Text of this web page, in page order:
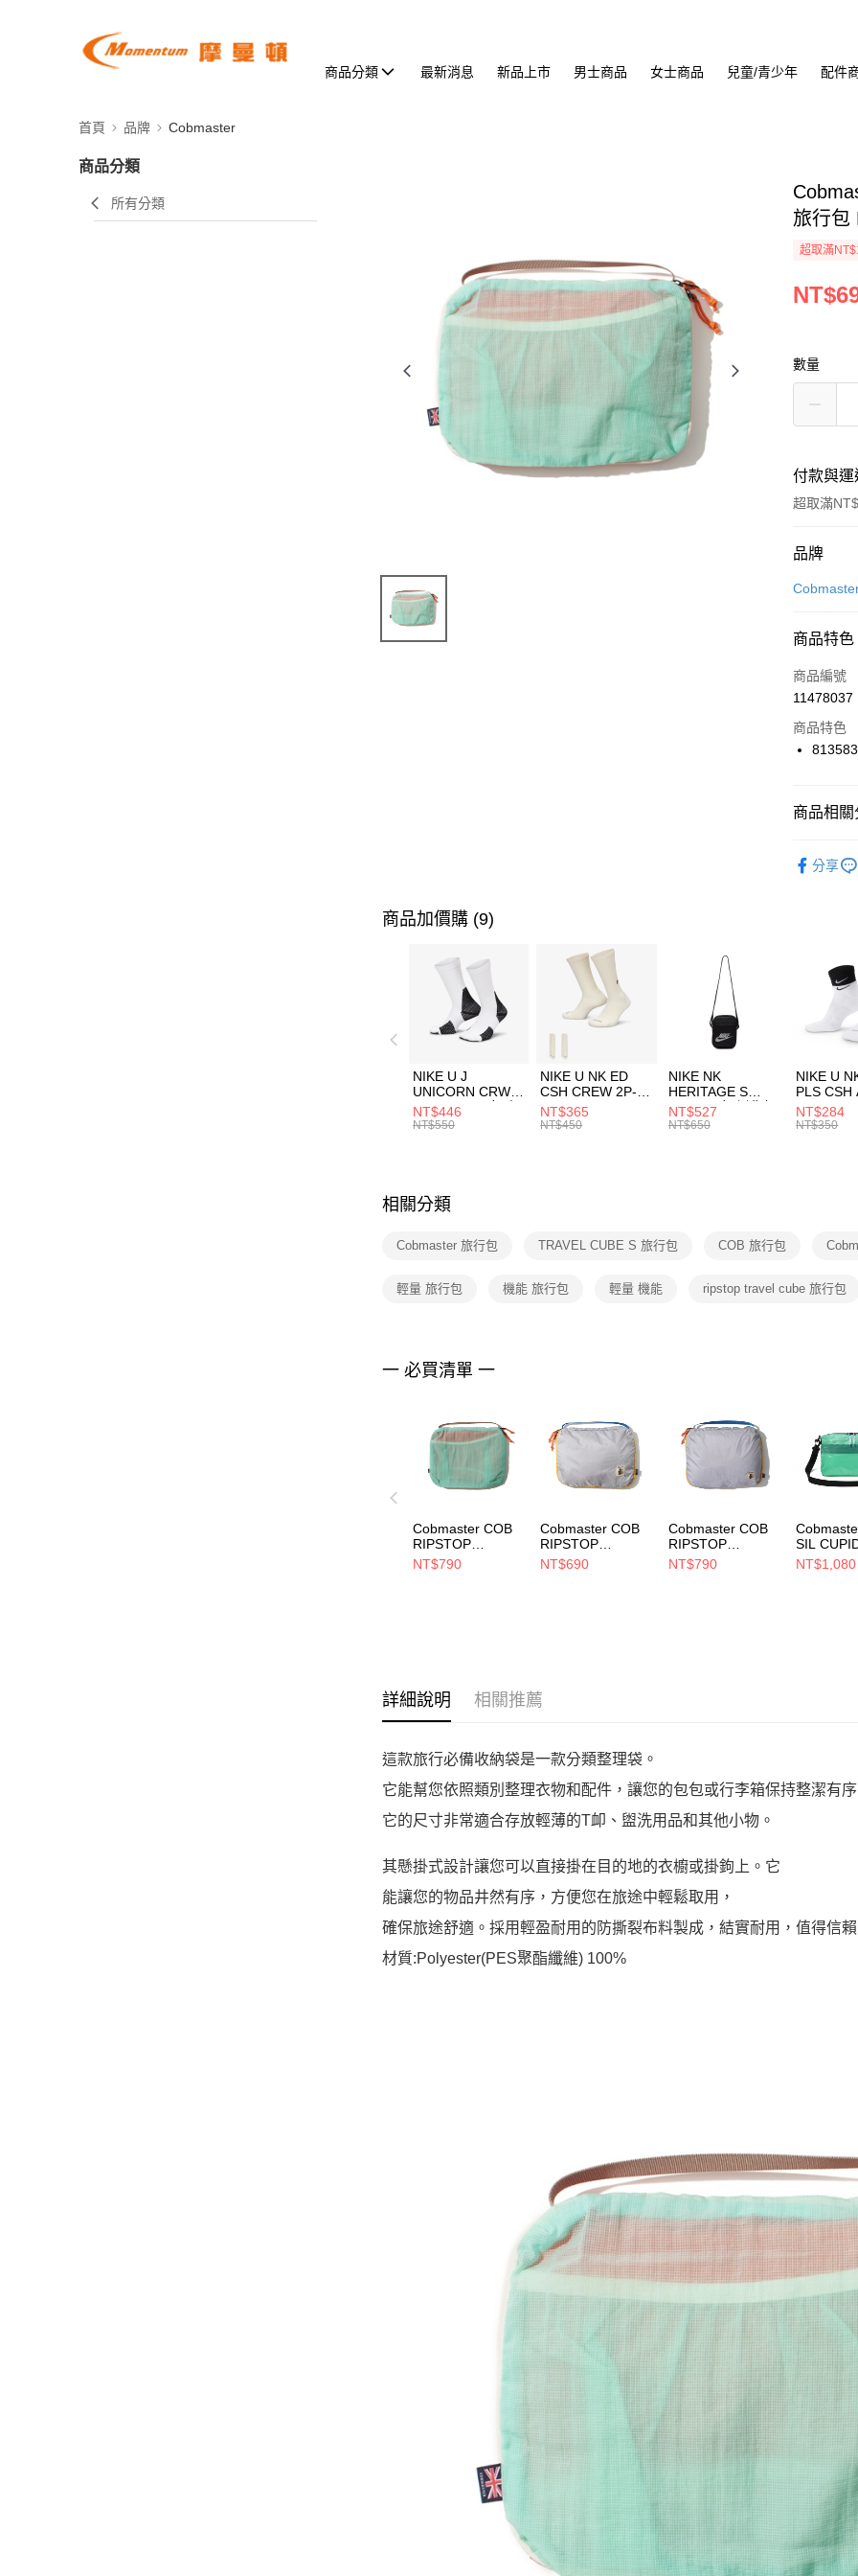
商品分類 最新消息 新品上市 男士商品 女士商品 兒童/青少年 配件
首頁 品牌 Cobmaster
商品分類
所有分類
旅行包
超取滿
數量
付款與
超取滿
付款方式
信用卡一
合作金
華南商
上海商
國泰世
聯邦商
台新國
LINE Pay
Apple Pay
【關於「
【「
１．於結
付」結帳
２．訂單
／ATM／
※ 請注意
絡購買商
先享後付
交易，需
２．關於
形，恩沛
動。
每筆
每筆
付款後門
每筆
品牌
商品特色
商品編號
11478037
商品特色
商品相關
分享
商品加價購 (9)
NIKE U J
UNICORN CRW
1PR -160 男女 中
統襪 FZ3393100
NT$446
NT$550
NIKE U NK ED
CSH CREW 2P-
144 EMBRDY 男
女 短統襪
NT$365
NT$450
NIKE NK
HERITAGE S
SMIT 男女 側背包
BA5871010
NT$527
NT$650
NIKE U
PLS CSH
144 DBL
襪
NT$284
NT$350
相關分類
Cobmaster 旅行包 TRAVEL CUBE S 旅行包 COB 旅行包
輕量 旅行包 機能 旅行包 輕量 機能 ripstop travel cube 旅行包
一 必買清單 一
Cobmaster COB
RIPSTOP
TRAVEL CUBE M
旅行包 MINT
NT$790
Cobmaster COB
RIPSTOP
TRAVEL CUBE S
旅行包 GRAY
NT$690
Cobmaster COB
RIPSTOP
TRAVEL CUBE M
旅行包 GRAY
NT$790
SIL
包 Mint
NT$1,080
詳細說明 相關推薦
這款旅行必備收納袋是一款分類整理袋。
它能幫您依照類別整理衣物和配件，讓您的包包或行李箱保持整潔有
它的尺寸非常適合存放輕薄的T卹、盥洗用品和其他小物。
其懸掛式設計讓您可以直接掛在目的地的衣櫥或掛鉤上。它
能讓您的物品井然有序，方便您在旅途中輕鬆取用，
確保旅途舒適。採用輕盈耐用的防撕裂布料製成，結實耐用，值得信
材質:Polyester(PES聚酯纖維) 100%